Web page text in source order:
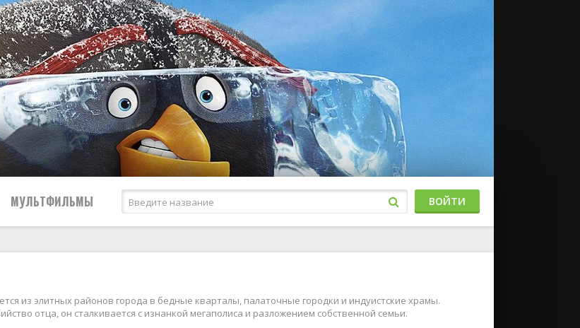
Боевики
Вестерны
Приключения
Семейные
СССР
Зарубежные
МУЛЬТФИЛЬМЫ
2025
2024
ВОЙТИ
из элитных районов города в бедные кварталы, палаточные городки и индуистские храмы.
отца, он сталкивается с изнанкой мегаполиса и разложением собственной семьи.